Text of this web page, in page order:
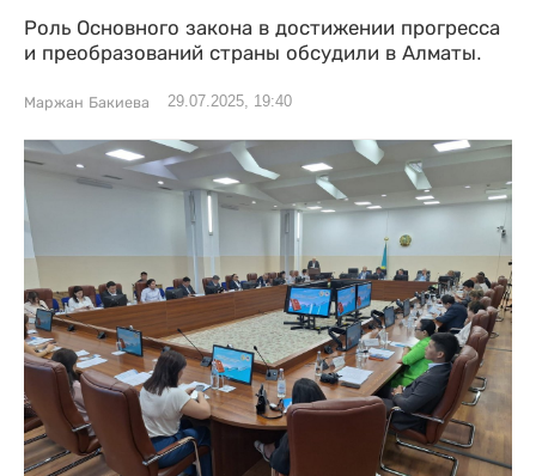
Роль Основного закона в достижении прогресса
и преобразований страны обсудили в Алматы.
Маржан Бакиева 29.07.2025, 19:40